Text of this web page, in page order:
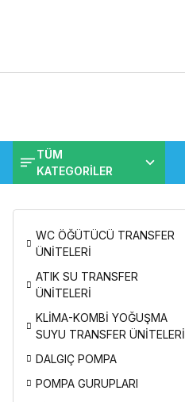
TÜM
KATEGORİLER
WC ÖĞÜTÜCÜ TRANSFER
ÜNİTELERİ
ATIK SU TRANSFER
ÜNİTELERİ
KLİMA-KOMBİ YOĞUŞMA
SUYU TRANSFER ÜNİTELERİ
DALGIÇ POMPA
POMPA GURUPLARI